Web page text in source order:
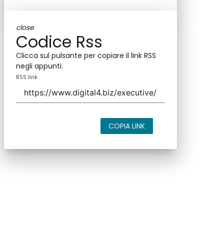
close
Codice Rss
Clicca sul pulsante per copiare il link RSS
negli appunti.
RSS link
COPIA LINK